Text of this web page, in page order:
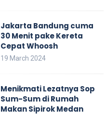
Jakarta Bandung cuma
30 Menit pake Kereta
Cepat Whoosh
19 March 2024
Menikmati Lezatnya Sop
Sum-Sum di Rumah
Makan Sipirok Medan